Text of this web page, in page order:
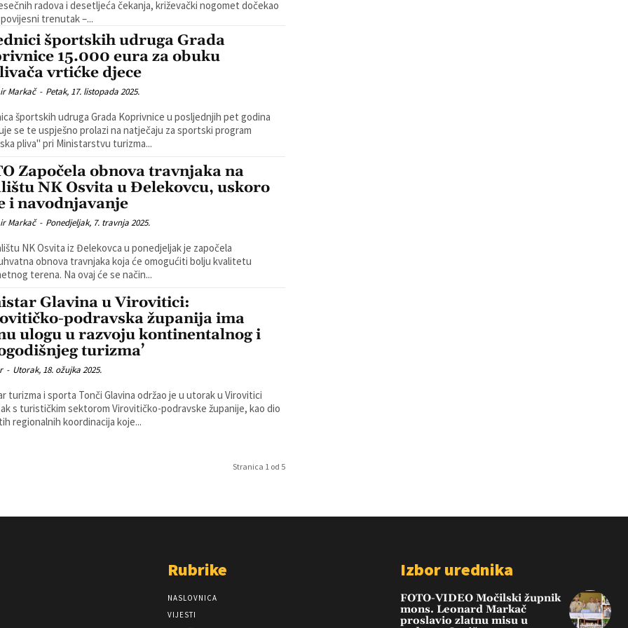
radova i desetljeća čekanja, križevački nogomet dočekao
trenutak –...
športskih udruga Grada
15.000 eura za obuku
vrtićke djece
Markač - Petak, 17. listopada 2025.
športskih udruga Grada Koprivnice u posljednjih pet godina
se te uspješno prolazi na natječaju za sportski program
pliva" pri Ministarstvu turizma...
Započela obnova travnjaka na
NK Osvita u Đelekovcu, uskoro
i navodnjavanje
Markač - Ponedjeljak, 7. travnja 2025.
NK Osvita iz Đelekovca u ponedjeljak je započela
obnova travnjaka koja će omogućiti bolju kvalitetu
nogometnog terena. Na ovaj će se način...
Glavina u Virovitici:
podravska županija ima
ulogu u razvoju kontinentalnog i
turizma’
- Utorak, 18. ožujka 2025.
turizma i sporta Tonči Glavina održao je u utorak u Virovitici
s turističkim sektorom Virovitičko-podravske županije, kao dio
regionalnih koordinacija koje...
Stranica 1 od 5
Rubrike
NASLOVNICA
VIJESTI
Izbor urednika
FOTO-VIDEO Močilski župnik
mons. Leonard Markač
proslavio zlatnu misu u